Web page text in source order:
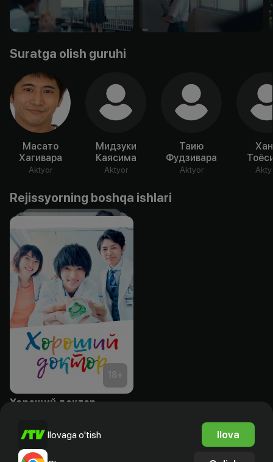
Suratga olish guruhi
Масато
Хагивара
Aktyor
Мидзуки
Каясима
Aktyor
Таию
Фудзивара
Aktyor
Rejissyorning boshqa ishlari
18+
Хороший доктор
Ilovaga o'tish Ilova